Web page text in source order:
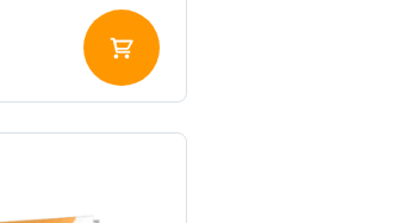
Toevoegen
aan
winkelwagen